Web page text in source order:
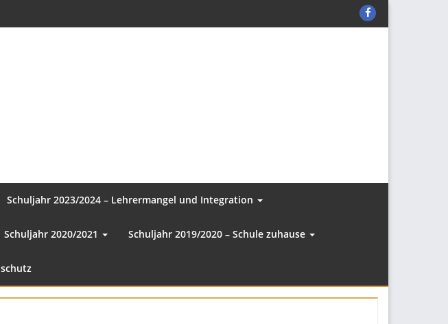
KER-
C
Schuljahr 2023/2024 – Lehrermangel und Integration
Schuljahr 2020/2021 Schuljahr 2019/2020 – Schule zuhause